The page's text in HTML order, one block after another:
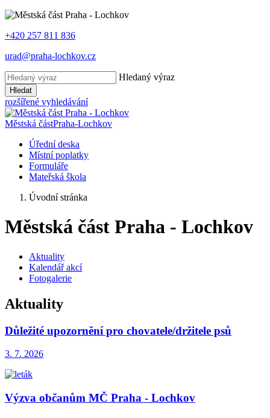
+420 257 811 836
urad@praha-lochkov.cz
Hledaný výraz
Hledat
rozšířené vyhledávání
Městská částPraha-Lochkov
Úřední deska
Místní poplatky
Formuláře
Mateřská škola
Úvodní stránka
Městská část Praha - Lochkov
Aktuality
Kalendář akcí
Fotogalerie
Aktuality
Důležité upozornění pro chovatele/držitele psů
3. 7. 2026
Výzva občanům MČ Praha - Lochkov